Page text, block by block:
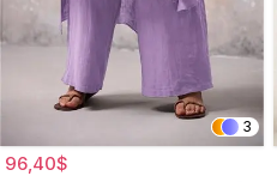
3
96,40$